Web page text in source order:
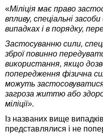
«Міліція має право
впливу, спеціальні
випадках і в порядку,
Застосуванню сили,
зброї повинно
використання, якщо
попередження фізична
можуть
загроза життю або
міліції».
Із названих вище
представлялися і не